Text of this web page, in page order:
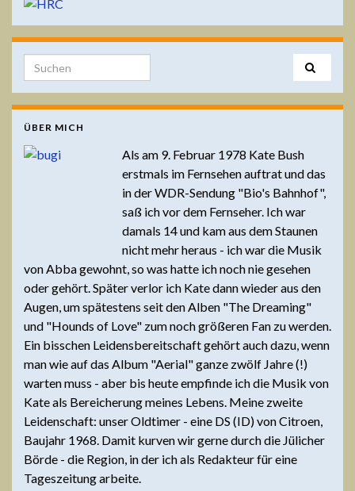
Search for:
ÜBER MICH
Als am 9. Februar 1978 Kate Bush
erstmals im Fernsehen auftrat und das
in der WDR-Sendung "Bio's Bahnhof",
saß ich vor dem Fernseher. Ich war
damals 14 und kam aus dem Staunen
nicht mehr heraus - ich war die Musik
von Abba gewohnt, so was hatte ich noch nie gesehen
oder gehört. Später verlor ich Kate dann wieder aus den
Augen, um spätestens seit den Alben "The Dreaming"
und "Hounds of Love" zum noch größeren Fan zu werden.
Ein bisschen Leidensbereitschaft gehört auch dazu, wenn
man wie auf das Album "Aerial" ganze zwölf Jahre (!)
warten muss - aber bis heute empfinde ich die Musik von
Kate als Bereicherung meines Lebens. Meine zweite
Leidenschaft: unser Oldtimer - eine DS (ID) von Citroen,
Baujahr 1968. Damit kurven wir gerne durch die Jülicher
Börde - die Region, in der ich als Redakteur für eine
Tageszeitung arbeite.